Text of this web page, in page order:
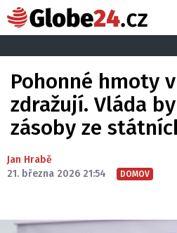
Pohonné hmoty
zdražují. Vláda
zásoby ze
Jan Hrabě
21. března 2026 21:54
DOMOV